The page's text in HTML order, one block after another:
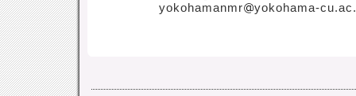
yokohamanmr
yokohama-